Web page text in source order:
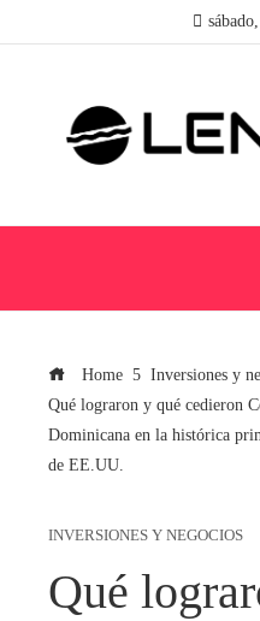
Home
Inversiones y
Qué lograron y qué cedieron
Dominicana en la histórica
de EE.UU.
INVERSIONES Y NEGOCIOS
Qué